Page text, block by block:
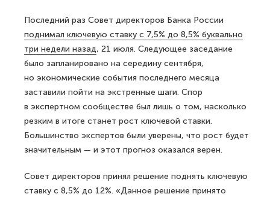
Последний раз Совет директоров Банка России
поднимал ключевую ставку с 7,5% до 8,5% буквально
три недели назад, 21 июля. Следующее заседание
было запланировано на середину сентября,
но экономические события последнего месяца
заставили пойти на экстренные шаги. Спор
в экспертном сообществе был лишь о том, насколько
резким в итоге станет рост ключевой ставки.
Большинство экспертов были уверены, что рост будет
значительным — и этот прогноз оказался верен.
Совет директоров принял решение поднять ключевую
ставку с 8,5% до 12%. «Данное решение принято